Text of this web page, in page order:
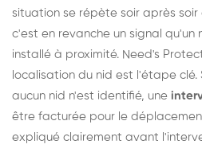
situation se répète soir après soir
c'est en revanche un signal
installé à proximité. Need's
localisation du nid est l'étape clé.
aucun nid n'est identifié, une
être facturée pour le
expliqué clairement avant